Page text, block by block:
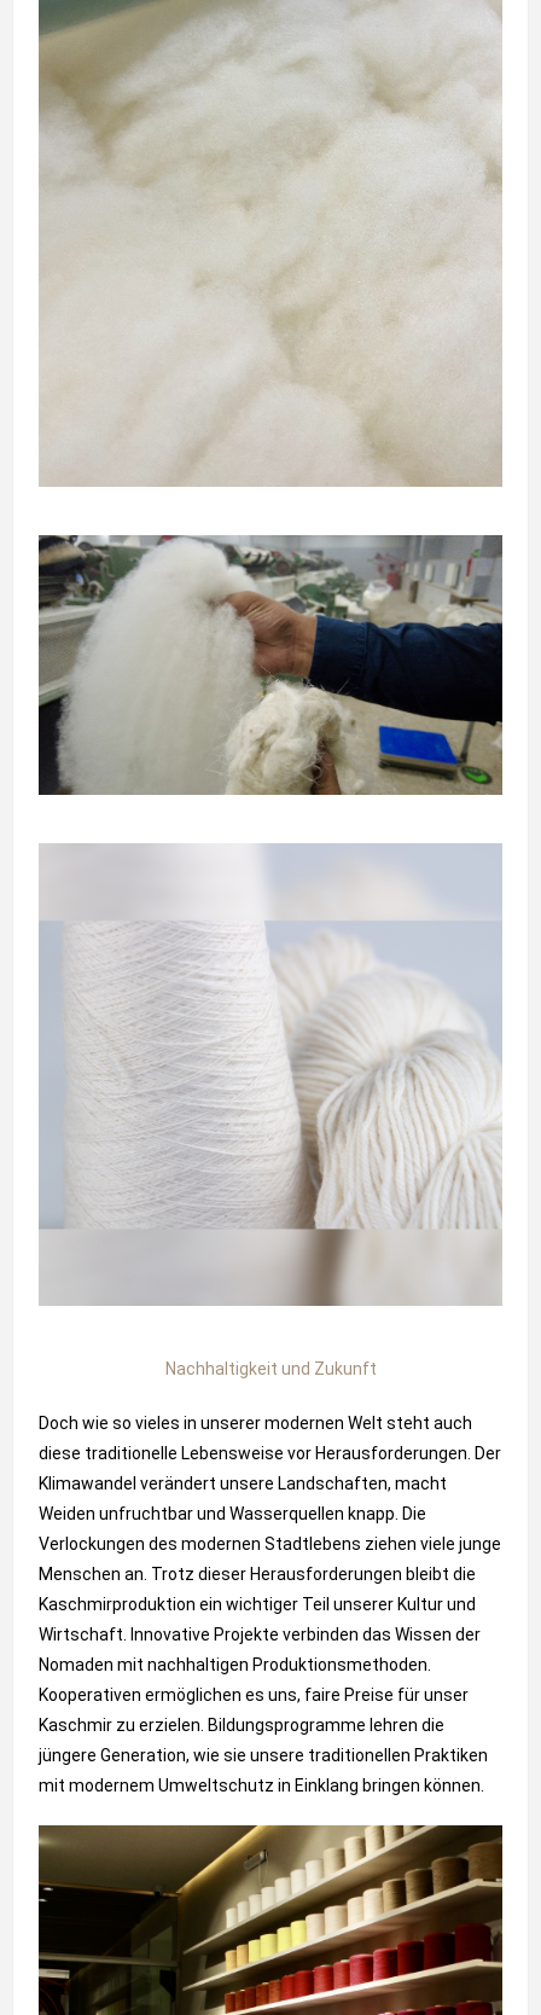
Nachhaltigkeit und Zukunft
Doch wie so vieles in unserer modernen Welt steht auch
diese traditionelle Lebensweise vor Herausforderungen. Der
Klimawandel verändert unsere Landschaften, macht
Weiden unfruchtbar und Wasserquellen knapp. Die
Verlockungen des modernen Stadtlebens ziehen viele junge
Menschen an. Trotz dieser Herausforderungen bleibt die
Kaschmirproduktion ein wichtiger Teil unserer Kultur und
Wirtschaft. Innovative Projekte verbinden das Wissen der
Nomaden mit nachhaltigen Produktionsmethoden.
Kooperativen ermöglichen es uns, faire Preise für unser
Kaschmir zu erzielen. Bildungsprogramme lehren die
jüngere Generation, wie sie unsere traditionellen Praktiken
mit modernem Umweltschutz in Einklang bringen können.